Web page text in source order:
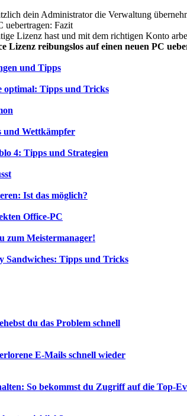
dein Administrator die Verwaltung
uebertragen: Fazit
Lizenz hast und mit dem richtigen Konto
Lizenz reibungslos auf einen neuen PC
und Tipps
optimal: Tipps und Tricks
und Wettkämpfer
4: Tipps und Strategien
Ist das möglich?
Office-PC
zum Meistermanager!
Sandwiches: Tipps und Tricks
du das Problem schnell
E-Mails schnell wieder
So bekommst du Zugriff auf die Top-